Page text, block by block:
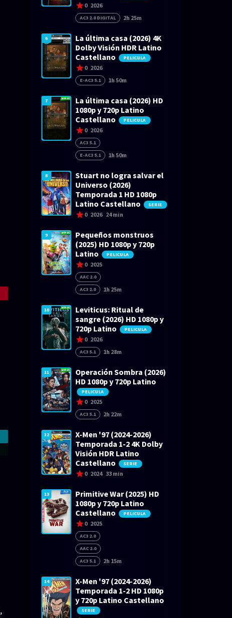
,
0 2026
AC3 2.0 DIGITAL 2h 25m
6
La última casa (2026) 4K
Dolby Visión HDR Latino
Castellano
PELICULA
0 2026
E-AC3 5.1 1h 50m
7
La última casa (2026) HD
1080p y 720p Latino
Castellano
PELICULA
0 2026
AC3 5.1
E-AC3 5.1
1h 50m
8
Stuart no logra salvar el
Universo (2026)
Temporada 1 HD 1080p
Latino Castellano
SERIE
0 2026 24 min
9
Pequeños monstruos
(2025) HD 1080p y 720p
Latino
PELICULA
0 2025
AAC 2.0
AC3 2.0
1h 25m
10
Leviticus: Ritual de
sangre (2026) HD 1080p y
720p Latino
PELICULA
0 2026
AC3 5.1 1h 28m
11
Operación Sombra (2026)
HD 1080p y 720p Latino
PELICULA
0 2025
AC3 5.1 2h 22m
12
X-Men '97 (2024-2026)
Temporada 1-2 4K Dolby
Visión HDR Latino
Castellano
SERIE
0 2024 33 min
13
Primitive War (2025) HD
1080p y 720p Latino
Castellano
PELICULA
0 2025
AC3 2.0
AAC 2.0
AC3 5.1
2h 15m
14
X-Men '97 (2024-2026)
Temporada 1-2 HD 1080p
y 720p Latino Castellano
SERIE